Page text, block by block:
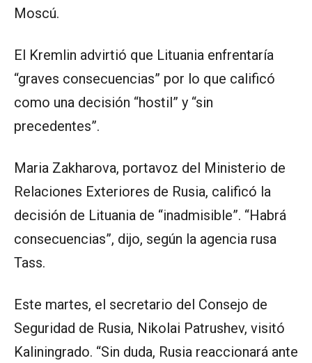
Moscú.
El Kremlin advirtió que Lituania enfrentaría
“graves consecuencias” por lo que calificó
como una decisión “hostil” y “sin
precedentes”.
Maria Zakharova, portavoz del Ministerio de
Relaciones Exteriores de Rusia, calificó la
decisión de Lituania de “inadmisible”. “Habrá
consecuencias”, dijo, según la agencia rusa
Tass.
Este martes, el secretario del Consejo de
Seguridad de Rusia, Nikolai Patrushev, visitó
Kaliningrado. “Sin duda, Rusia reaccionará ante